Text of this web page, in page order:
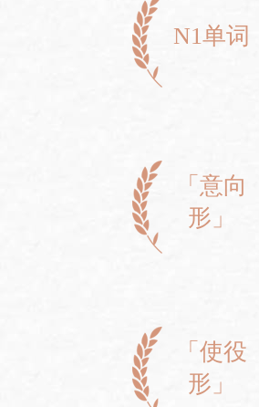
N1单词
「意向
形」
「使役
形」